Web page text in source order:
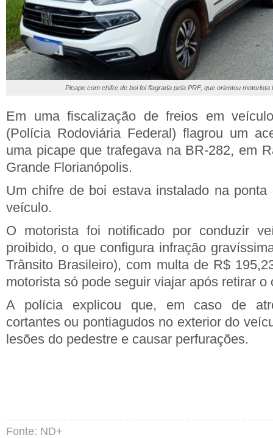
Picape com chifre de boi foi flagrada pela PRF, que orientou
Em uma fiscalização de freios em
(Polícia Rodoviária Federal) flagrou um
uma picape que trafegava na BR-282, em
Grande Florianópolis.
Um chifre de boi estava instalado na
veículo.
O motorista foi notificado por conduzir
proibido, o que configura infração
Trânsito Brasileiro), com multa de R$
motorista só pode seguir viajar após retirar o
A polícia explicou que, em caso de
cortantes ou pontiagudos no exterior do
lesões do pedestre e causar perfurações.
Fonte: ND+